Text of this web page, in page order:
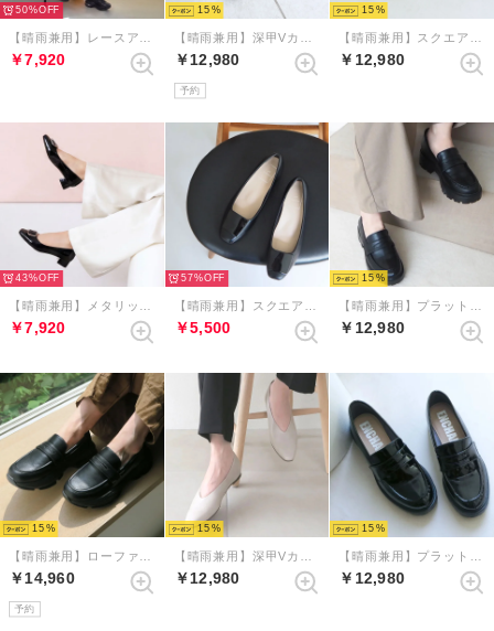
50%
￥7,920
15
￥12,980
予約
15
￥12,980
43%
￥7,920
57%
￥5,500
15
￥12,980
15
￥14,960
予約
15
￥12,980
15
￥12,980